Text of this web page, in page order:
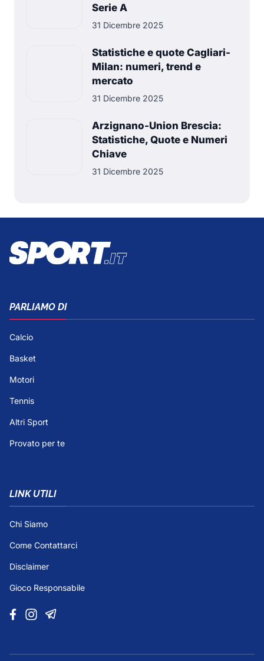
Serie A
31 Dicembre 2025
Statistiche e quote Cagliari-
Milan: numeri, trend e
mercato
31 Dicembre 2025
Arzignano-Union Brescia:
Statistiche, Quote e Numeri
Chiave
31 Dicembre 2025
PARLIAMO DI
Calcio
Basket
Motori
Tennis
Altri Sport
Provato per te
LINK UTILI
Chi Siamo
Come Contattarci
Disclaimer
Gioco Responsabile